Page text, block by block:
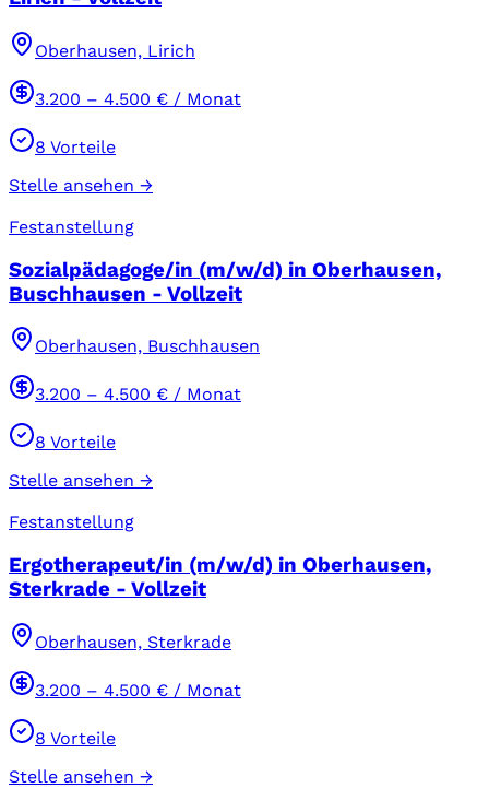
Oberhausen, Lirich
3.200 – 4.500 € / Monat
8 Vorteile
Stelle ansehen →
Festanstellung
Sozialpädagoge/in (m/w/d) in Oberhausen,
Buschhausen - Vollzeit
Oberhausen, Buschhausen
3.200 – 4.500 € / Monat
8 Vorteile
Stelle ansehen →
Festanstellung
Ergotherapeut/in (m/w/d) in Oberhausen,
Sterkrade - Vollzeit
Oberhausen, Sterkrade
3.200 – 4.500 € / Monat
8 Vorteile
Stelle ansehen →